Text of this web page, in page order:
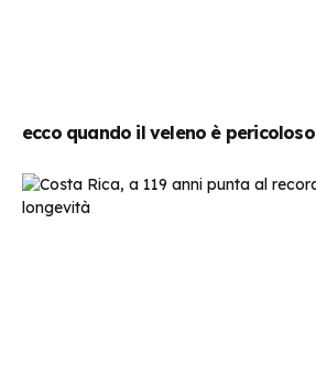
ecco quando il veleno è pericoloso